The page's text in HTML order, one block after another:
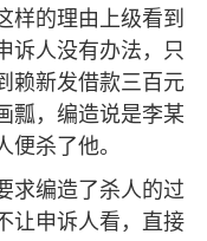
样的理由上级看到
诉人没有办法，只
赖新发借款三百元
瓢，编造说是李某
杀了他。
求编造了杀人的过
让申诉人看，直接